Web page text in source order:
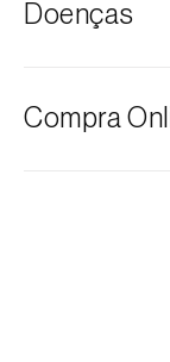
Doenças
Compra